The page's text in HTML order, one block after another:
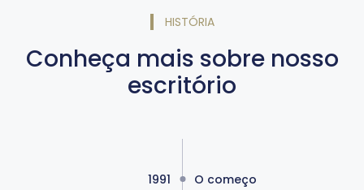
HISTÓRIA
Conheça mais sobre nosso
escritório
1991 O começo